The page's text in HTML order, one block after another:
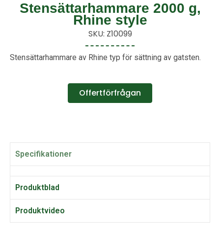
Stensättarhammare 2000 g,
Rhine style
SKU: Z10099
Stensättarhammare av Rhine typ för sättning av gatsten.
Offertförfrågan
Specifikationer
Produktblad
Produktvideo